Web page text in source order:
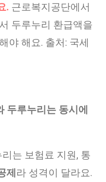
. 근로복지공단에서
두루누리 환급액을
야 해요. 출처: 국세
두루누리는 동시에
는 보험료 지원, 통
제 라 성격이 달라요.